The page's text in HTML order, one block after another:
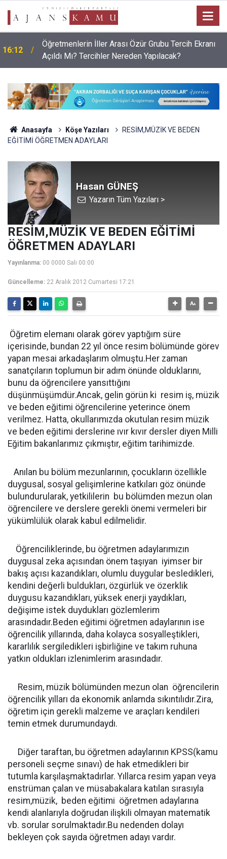
16:12
Öğretmenlerin İller Arası Özür Grubu Tercih Ekranı
Açıldı Mı? Tercihler Nereden Yapılacak?
Anasayfa Köşe Yazıları
RESİM,MÜZİK VE BEDEN
EĞİTİMİ ÖĞRETMEN ADAYLARI
Hasan GÜNEŞ
Yazarın Tüm Yazıları >
RESİM,MÜZİK VE BEDEN EĞİTİMİ
ÖĞRETMEN ADAYLARI
Yayınlanma: 00 0000 Salı 00:00
Güncelleme: 22 Aralık 2012 Cumartesi 17:21
Öğretim elemanı olarak görev yaptığım süre
içerisinde, bundan 22 yıl önce resim bölümünde görev
yapan mesai arkadaşlarım olmuştu.Her zaman
sanatçıların toplumun bir adım önünde olduklarını,
bunu da öğrencilere yansıttığını
düşünmüşümdür.Ancak, gelin görün ki resim iş, müzik
ve beden eğitimi öğrencilerine yeterince önem
verilmez. Hatta, okullarımızda okutulan resim müzik
ve beden eğitimi derslerine ıvır kıvır dersler diyen Milli
Eğitim bakanlarımız çıkmıştır, eğitim tarihimizde.
Anılan bu bölüm mezunlarının, çocukların özellikle
duygusal, sosyal gelişimlerine katkıları göz önünde
bulundurularak, yetkililerin bu bölümden mezun olan
öğrencilere ve derslere gerekli önemi vermeleri bir
yükümlülük olarak kabul edilmelidir.
Öğrenciliklerinde, bu öğretmen adaylarımızın
duygusal zeka açısından önem taşıyan iyimser bir
bakış açısı kazandıkları, olumlu duygular besledikleri,
kendini değerli buldukları, özgürlük ve özerklik
duygusu kazandıkları, yüksek enerji yaydıkları,
değişime istek duydukları gözlemlerim
arasındadır.Beden eğitimi öğretmen adaylarının ise
öğrencilik yıllarında, daha kolayca sosyalleştikleri,
kararlılık sergiledikleri işbirliğine ve takım ruhuna
yatkın oldukları izlenimlerim arasındadır.
Resim, müzik bölümünden mezun olan öğrencilerin
öğrencilik yılları da ekonomik anlamda sıkıntılıdır.Zira,
öğretim için gerekli malzeme ve araçları kendileri
temin etmek durumundaydı.
Diğer taraftan, bu öğretmen adaylarının KPSS(kamu
personeli seçme sınavı) de hak etmedikleri bir
tutumla karşılaşmaktadırlar. Yıllarca resim yapan veya
enstrüman çalan ve müsabakalara katılan sırasıyla
resim,müzik, beden eğitimi öğretmen adaylarına
kendi alanlarıyla doğrudan ilişkili olmayan matematik
vb. sorular sorulmaktadır.Bu nedenden dolayı
bekleyen çok sayıda öğretmen adayı vardır.